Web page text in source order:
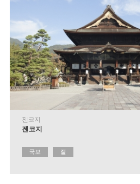
주
제
별
찾
기
휴
젠코지
젠코지
국보 절